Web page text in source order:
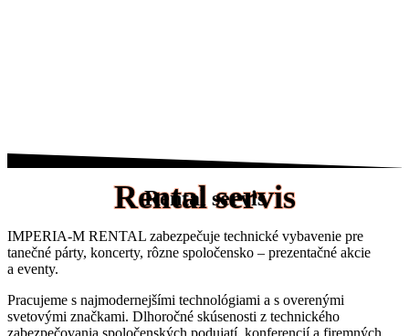
Rental servis
Rental servis
IMPERIA-M RENTAL zabezpečuje technické vybavenie pre
tanečné párty, koncerty, rôzne spoločensko – prezentačné akcie
a eventy.
Pracujeme s najmodernejšími technológiami a s overenými
svetovými značkami. Dlhoročné skúsenosti z technického